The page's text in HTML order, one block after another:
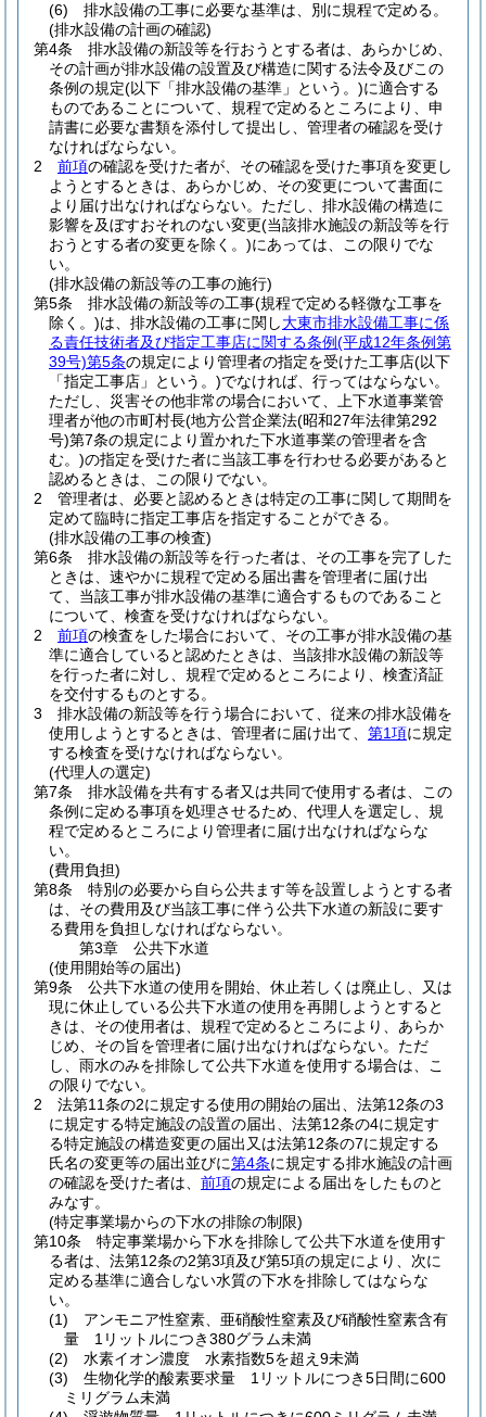
(6)
排水設備の工事に必要な基準は、別に規程で定める。
(排水設備の計画の確認)
第4条
排水設備の新設等を行おうとする者は、あらかじめ、
その計画が排水設備の設置及び構造に関する法令及びこの
条例の規定(以下「排水設備の基準」という。)に適合する
ものであることについて、規程で定めるところにより、申
請書に必要な書類を添付して提出し、管理者の確認を受け
なければならない。
2
前項の確認を受けた者が、その確認を受けた事項を変更し
ようとするときは、あらかじめ、その変更について書面に
より届け出なければならない。 ただし、排水設備の構造に
影響を及ぼすおそれのない変更(当該排水施設の新設等を行
おうとする者の変更を除く。)にあっては、この限りでな
い。
(排水設備の新設等の工事の施行)
第5条
排水設備の新設等の工事(規程で定める軽微な工事を
除く。)は、排水設備の工事に関し大東市排水設備工事に係
る責任技術者及び指定工事店に関する条例(平成12年条例第
39号)第5条の規定により管理者の指定を受けた工事店(以下
「指定工事店」という。)でなければ、行ってはならない。
ただし、災害その他非常の場合において、上下水道事業管
理者が他の市町村長(地方公営企業法(昭和27年法律第292
号)第7条の規定により置かれた下水道事業の管理者を含
む。)の指定を受けた者に当該工事を行わせる必要があると
認めるときは、この限りでない。
2
管理者は、必要と認めるときは特定の工事に関して期間を
定めて臨時に指定工事店を指定することができる。
(排水設備の工事の検査)
第6条
排水設備の新設等を行った者は、その工事を完了した
ときは、速やかに規程で定める届出書を管理者に届け出
て、当該工事が排水設備の基準に適合するものであること
について、検査を受けなければならない。
2
前項の検査をした場合において、その工事が排水設備の基
準に適合していると認めたときは、当該排水設備の新設等
を行った者に対し、規程で定めるところにより、検査済証
を交付するものとする。
3
排水設備の新設等を行う場合において、従来の排水設備を
使用しようとするときは、管理者に届け出て、 第1項に規定
する検査を受けなければならない。
(代理人の選定)
第7条
排水設備を共有する者又は共同で使用する者は、この
条例に定める事項を処理させるため、代理人を選定し、規
程で定めるところにより管理者に届け出なければならな
い。
(費用負担)
第8条
特別の必要から自ら公共ます等を設置しようとする者
は、その費用及び当該工事に伴う公共下水道の新設に要す
る費用を負担しなければならない。
第3章
公共下水道
(使用開始等の届出)
第9条
公共下水道の使用を開始、休止若しくは廃止し、又は
現に休止している公共下水道の使用を再開しようとすると
きは、その使用者は、規程で定めるところにより、あらか
じめ、その旨を管理者に届け出なければならない。 ただ
し、雨水のみを排除して公共下水道を使用する場合は、こ
の限りでない。
2
法第11条の2に規定する使用の開始の届出、法第12条の3
に規定する特定施設の設置の届出、法第12条の4に規定す
る特定施設の構造変更の届出又は法第12条の7に規定する
氏名の変更等の届出並びに第4条に規定する排水施設の計画
の確認を受けた者は、 前項の規定による届出をしたものと
みなす。
(特定事業場からの下水の排除の制限)
第10条
特定事業場から下水を排除して公共下水道を使用す
る者は、法第12条の2第3項及び第5項の規定により、次に
定める基準に適合しない水質の下水を排除してはならな
い。
(1)
アンモニア性窒素、亜硝酸性窒素及び硝酸性窒素含有
量 1リットルにつき380グラム未満
(2)
水素イオン濃度 水素指数5を超え9未満
(3)
生物化学的酸素要求量 1リットルにつき5日間に600
ミリグラム未満